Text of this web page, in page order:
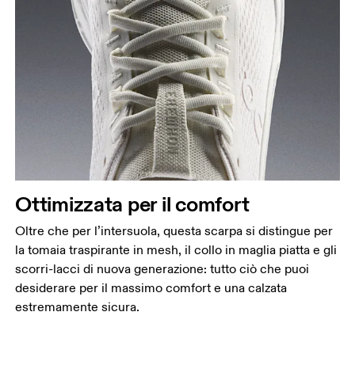
Ottimizzata per il comfort
Oltre che per l’intersuola, questa scarpa si distingue per
la tomaia traspirante in mesh, il collo in maglia piatta e gli
scorri-lacci di nuova generazione: tutto ciò che puoi
desiderare per il massimo comfort e una calzata
estremamente sicura.